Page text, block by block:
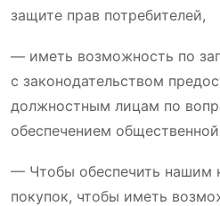
защите прав потребителей,
— иметь возможность по
с законодательством
должностным лицам по
обеспечением
— Чтобы обеспечить нашим
покупок, чтобы иметь